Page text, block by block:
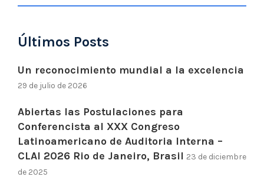
Últimos Posts
Un reconocimiento mundial a la excelencia
29 de julio de 2026
Abiertas las Postulaciones para
Conferencista al XXX Congreso
Latinoamericano de Auditoria Interna –
CLAI 2026 Rio de Janeiro, Brasil 23 de diciembre
de 2025